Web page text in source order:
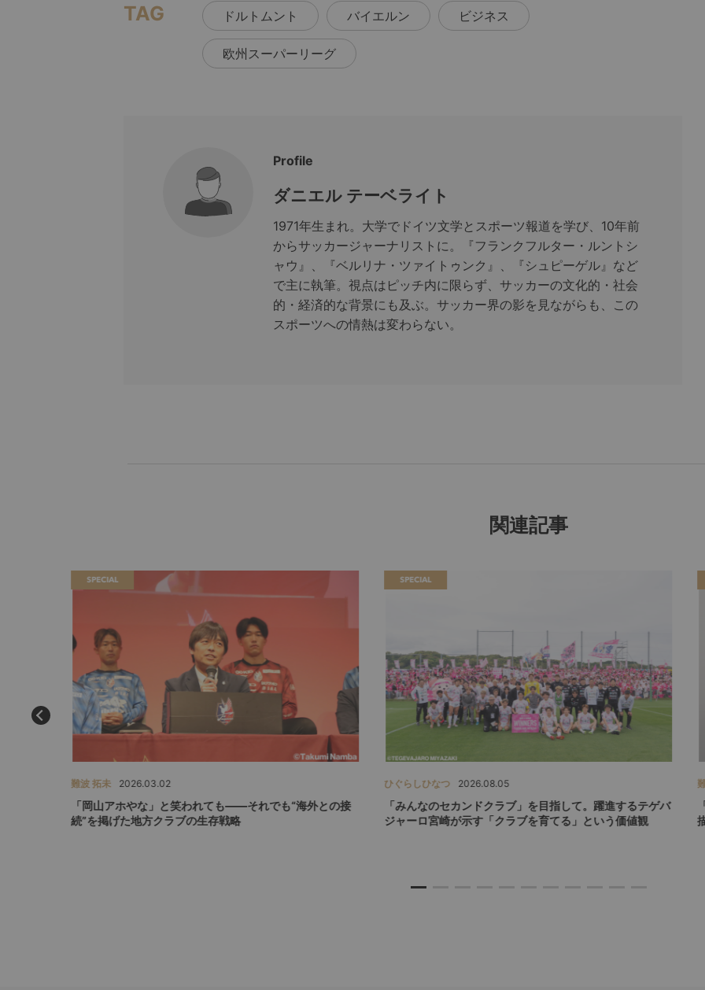
TAG ドルトムント バイエルン ビジネス
欧州スーパーリーグ
Profile
ダニエル テーベライト
1971年生まれ。大学でドイツ文学とスポーツ報道を学び、10年前
からサッカージャーナリストに。『フランクフルター・ルントシ
ャウ』、『ベルリナ・ツァイトゥンク』、『シュピーゲル』など
で主に執筆。視点はピッチ内に限らず、サッカーの文化的・社会
的・経済的な背景にも及ぶ。サッカー界の影を見ながらも、この
スポーツへの情熱は変わらない。
関連記事
SPECIAL
難波 拓未 2026.03.02
「岡山アホやな」と笑われても――それでも“海外との接
続”を掲げた地方クラブの生存戦略
SPECIAL
ひぐらしひなつ 2026.08.05
「みんなのセカンドクラブ」を目指して。躍進するテゲバ
ジャーロ宮崎が示す「クラブを育てる」という価値観